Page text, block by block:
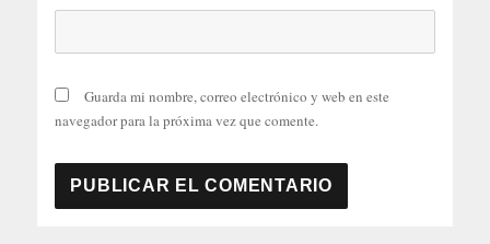
Guarda mi nombre, correo electrónico y web en este
navegador para la próxima vez que comente.